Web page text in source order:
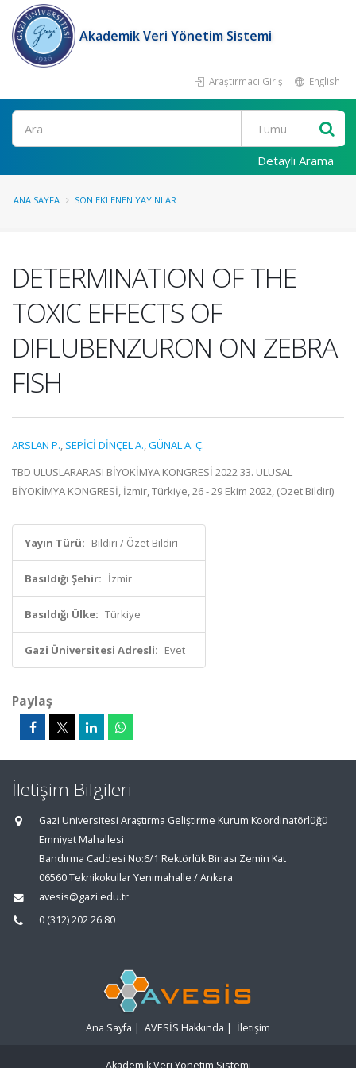
Akademik Veri Yönetim Sistemi
Araştırmacı Girişi English
Ara
Detaylı Arama
ANA SAYFA SON EKLENEN YAYINLAR
DETERMINATION OF THE
TOXIC EFFECTS OF
DIFLUBENZURON ON ZEBRA
FISH
ARSLAN P., SEPİCİ DİNÇEL A.,GÜNAL A. Ç.
TBD ULUSLARARASI BİYOKİMYA KONGRESİ 2022 33. ULUSAL
BİYOKİMYA KONGRESİ, İzmir, Türkiye, 26 - 29 Ekim 2022, (Özet Bildiri)
Yayın Türü: Bildiri / Özet Bildiri
Basıldığı Şehir: İzmir
Basıldığı Ülke: Türkiye
Gazi Üniversitesi Adresli: Evet
Paylaş
İletişim Bilgileri
Gazi Üniversitesi Araştırma Geliştirme Kurum Koordinatörlüğü
Emniyet Mahallesi
Bandırma Caddesi No:6/1 Rektörlük Binası Zemin Kat
06560 Teknikokullar Yenimahalle / Ankara
avesis@gazi.edu.tr
0 (312) 202 26 80
Ana Sayfa | AVESİS Hakkında | İletişim
Akademik Veri Yönetim Sistemi